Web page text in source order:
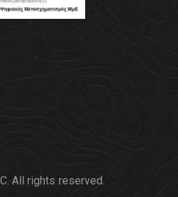
All rights reserved.